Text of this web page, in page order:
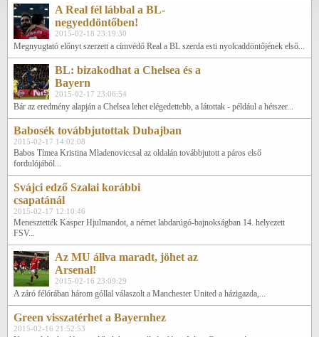
A Real fél lábbal a BL-
negyeddöntőben!
2015-02-18 23:19:30
Megnyugtató előnyt szerzett a címvédő Real a BL szerda esti nyolcaddöntőjének első...
BL: bizakodhat a Chelsea és a
Bayern
2015-02-17 23:06:54
Bár az eredmény alapján a Chelsea lehet elégedettebb, a látottak - például a hétszer...
Babosék továbbjutottak Dubajban
2015-02-17 14:02:08
Babos Tímea Kristina Mladenoviccsal az oldalán továbbjutott a páros első
fordulójából...
Svájci edző Szalai korábbi
csapatánál
2015-02-17 12:10:46
Menesztették Kasper Hjulmandot, a német labdarúgó-bajnokságban 14. helyezett
FSV...
Az MU állva maradt, jöhet az
Arsenal!
2015-02-16 23:09:29
A záró félórában három góllal válaszolt a Manchester United a házigazda,...
Green visszatérhet a Bayernhez
2015-02-16 21:52:53